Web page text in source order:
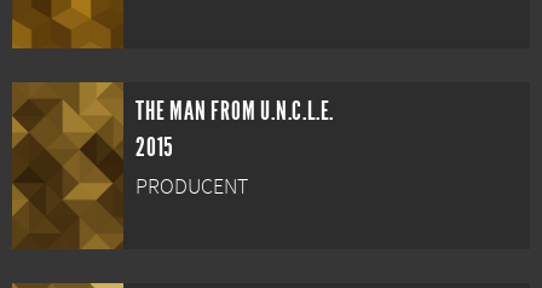
THE MAN FROM U.N.C.L.E.
2015
PRODUCENT